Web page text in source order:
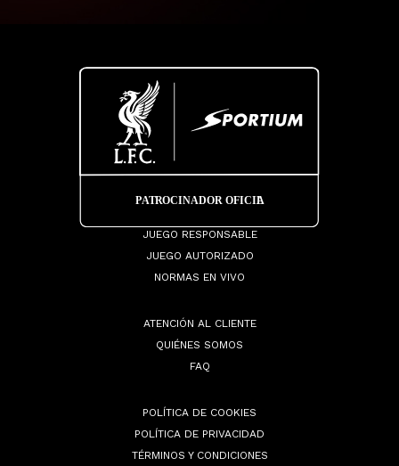
JUEGO RESPONSABLE
JUEGO AUTORIZADO
NORMAS EN VIVO
ATENCIÓN AL CLIENTE
QUIÉNES SOMOS
FAQ
POLÍTICA DE COOKIES
POLÍTICA DE PRIVACIDAD
TÉRMINOS Y CONDICIONES